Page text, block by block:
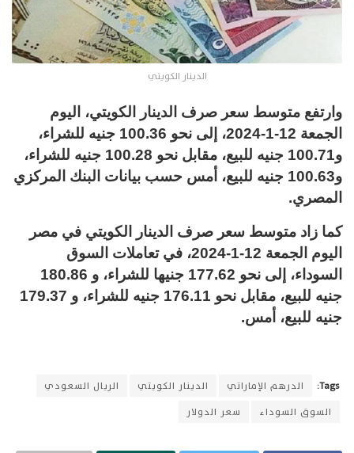
الدينار الكويتي
وارتفع متوسط سعر صرف الدينار الكويتي، اليوم
الجمعة 12-1-2024، إلى نحو 100.36 جنيه للشراء،
و100.71 جنيه للبيع، مقابل نحو 100.28 جنيه للشراء،
و100.63 جنيه للبيع، أمس حسب بيانات البنك المركزي
المصري.
كما زاد متوسط سعر صرف الدينار الكويتي في مصر
اليوم الجمعة 12-1-2024، في تعاملات السوق
السوداء، إلى نحو 177.62 جنيها للشراء، و 180.86
جنيه للبيع، مقابل نحو 176.11 جنيه للشراء، و 179.37
جنيه للبيع، أمس.
Tags: الدرهم الإماراتي الدينار الكويتي
الريال السعودي
السوق السوداء
سعر الدولار